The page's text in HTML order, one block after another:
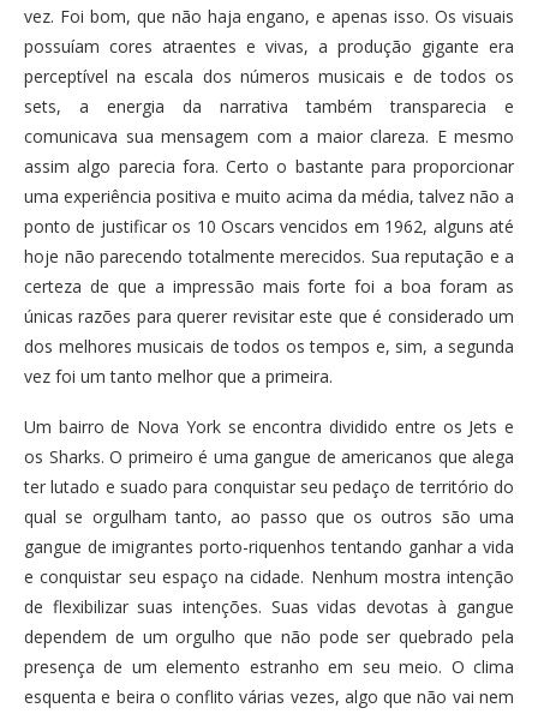
vez. Foi bom, que não haja engano, e apenas isso. Os visuais
possuíam cores atraentes e vivas, a produção gigante era
perceptível na escala dos números musicais e de todos os
sets, a energia da narrativa também transparecia e
comunicava sua mensagem com a maior clareza. E mesmo
assim algo parecia fora. Certo o bastante para proporcionar
uma experiência positiva e muito acima da média, talvez não a
ponto de justificar os 10 Oscars vencidos em 1962, alguns até
hoje não parecendo totalmente merecidos. Sua reputação e a
certeza de que a impressão mais forte foi a boa foram as
únicas razões para querer revisitar este que é considerado um
dos melhores musicais de todos os tempos e, sim, a segunda
vez foi um tanto melhor que a primeira.
Um bairro de Nova York se encontra dividido entre os Jets e
os Sharks. O primeiro é uma gangue de americanos que alega
ter lutado e suado para conquistar seu pedaço de território do
qual se orgulham tanto, ao passo que os outros são uma
gangue de imigrantes porto-riquenhos tentando ganhar a vida
e conquistar seu espaço na cidade. Nenhum mostra intenção
de flexibilizar suas intenções. Suas vidas devotas à gangue
dependem de um orgulho que não pode ser quebrado pela
presença de um elemento estranho em seu meio. O clima
esquenta e beira o conflito várias vezes, algo que não vai nem